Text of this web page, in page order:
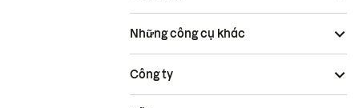
Những công cụ khác
Công ty